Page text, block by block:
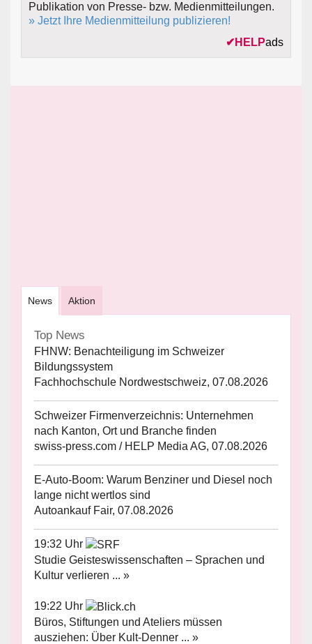
Publikation von Presse- bzw. Medienmitteilungen.
» Jetzt Ihre Medienmitteilung publizieren!
✔ HELPads
News Aktion
Top News
FHNW: Benachteiligung im Schweizer
Bildungssystem
Fachhochschule Nordwestschweiz, 07.08.2026
Schweizer Firmenverzeichnis: Unternehmen
nach Kanton, Ort und Branche finden
swiss-press.com / HELP Media AG, 07.08.2026
E-Auto-Boom: Warum Benziner und Diesel noch
lange nicht wertlos sind
Autoankauf Fair, 07.08.2026
19:32 Uhr
Studie Geisteswissenschaften – Sprachen und
Kultur verlieren ... »
19:22 Uhr
Büros, Stiftungen und Ateliers müssen
ausziehen: Über Kult-Denner ... »